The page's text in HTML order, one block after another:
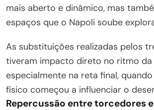
mais aberto e dinâmico, mas
espaços que o Napoli soube
As substituições realizadas pelos
tiveram impacto direto no ritmo da
especialmente na reta final,
físico começou a influenciar o
Repercussão entre torcedores